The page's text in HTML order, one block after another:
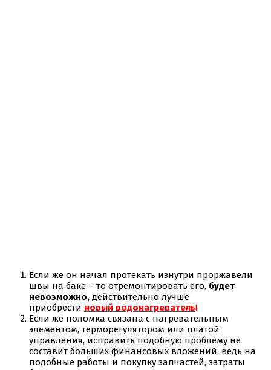
Если же он начал протекать изнутри проржавели
швы на баке – то отремонтировать его, будет
невозможно, действительно лучше
приобрести новый водонагреватель!
Если же поломка связана с нагревательным
элементом, терморегулятором или платой
управления, исправить подобную проблему не
составит больших финансовых вложений, ведь на
подобные работы и покупку запчастей, затраты